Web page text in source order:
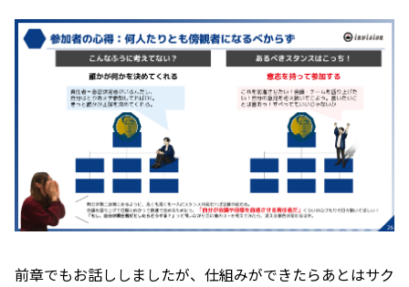
前章でもお話ししましたが、仕組みができたらあとはサク